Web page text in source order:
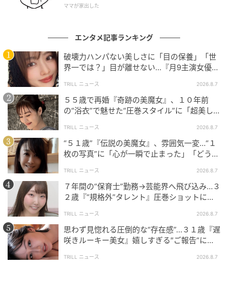
出典：マシンガンズ滝沢（@takizawa0914）さん
ただし、捨て方の細かいルールは自治体によって異な
ママが家出した
エンタメ記事ランキング
破壊力ハンパない美しさに「目の保養」「世
界一では？」目が離せない…『月9主演女優
TRILL ニュース 2026.8.7
５５歳で再婚『奇跡の美魔女』、１０年前
の“浴衣”で魅せた“圧巻スタイル”に「超美し
TRILL ニュース 2026.8.7
“５１歳”『伝説の美魔女』、雰囲気一変…“１
枚の写真”に「心が一瞬で止まった」「どうし
TRILL ニュース 2026.8.7
７年間の“保育士”勤務→芸能界へ飛び込み…３
２歳『“規格外”タレント』圧巻ショットに
TRILL ニュース 2026.8.7
思わず見惚れる圧倒的な“存在感”…３１歳『遅
咲きルーキー美女』嬉しすぎる″ご報告”に
TRILL ニュース 2026.8.7